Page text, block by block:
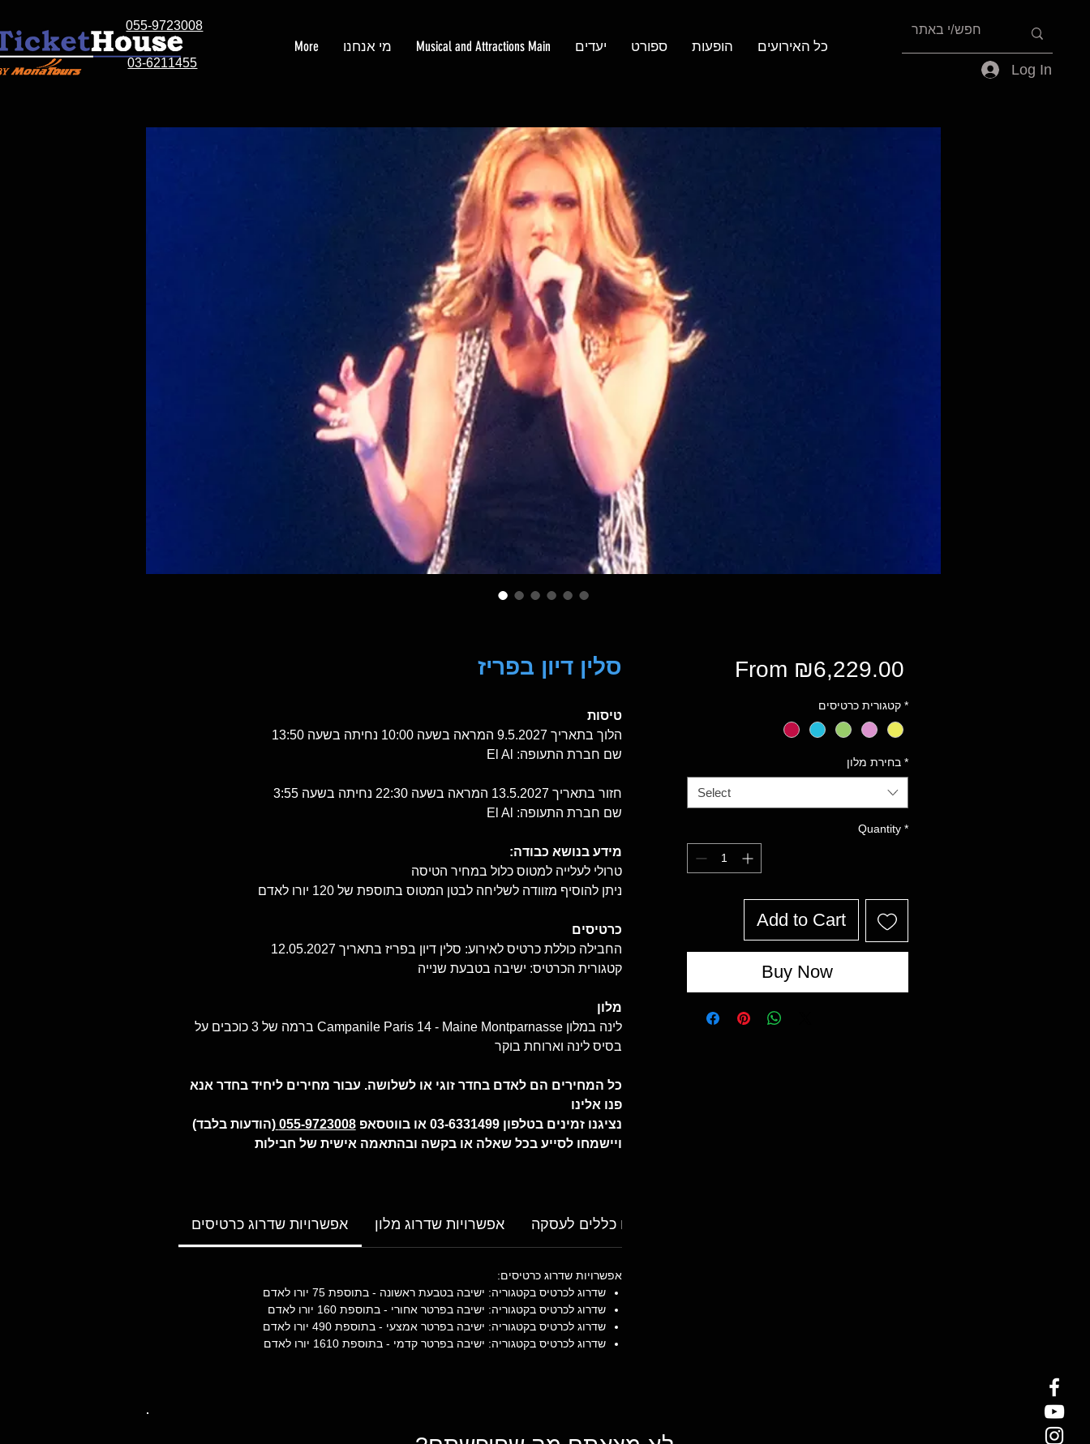
055-9723008
03-6211455
כל האירועים הופעות ספורט יעדים Musical and Attractions Main מי אנחנו
More
Log In
סלין דיון בפריז
טיסות
הלוך בתאריך 9.5.2027 המראה בשעה 10:00 נחיתה בשעה 13:50
שם חברת התעופה: El Al
חזור בתאריך 13.5.2027 המראה בשעה 22:30 נחיתה בשעה 3:55
שם חברת התעופה: El Al
מידע בנושא כבודה:
טרולי לעלייה למטוס כלול במחיר הטיסה
ניתן להוסיף מזוודה לשליחה לבטן המטוס בתוספת של 120 יורו לאדם
כרטיסים
החבילה כוללת כרטיס לאירוע: סלין דיון בפריז בתאריך 12.05.2027
קטגורית הכרטיס: ישיבה בטבעת שנייה
מלון
לינה במלון Campanile Paris 14 - Maine Montparnasse ברמה של 3 כוכבים על
בסיס לינה וארוחת בוקר
כל המחירים הם לאדם בחדר זוגי או לשלושה. עבור מחירים ליחיד בחדר אנא
פנו אלינו
נציגנו זמינים בטלפון 03-6331499 או בווטסאפ
055-9723008 (הודעות בלבד)
ויישמחו לסייע בכל שאלה או בקשה ובהתאמה אישית של חבילות
אפשרויות שדרוג כרטיסים אפשרויות שדרוג מלון תנאים כללים לעסקה
אפשרויות שדרוג כרטיסים:
שדרוג לכרטיס בקטגוריה: ישיבה בטבעת ראשונה - בתוספת 75 יורו לאדם
שדרוג לכרטיס בקטגוריה: ישיבה בפרטר אחורי - בתוספת 160 יורו לאדם
שדרוג לכרטיס בקטגוריה: ישיבה בפרטר אמצעי - בתוספת 490 יורו לאדם
שדרוג לכרטיס בקטגוריה: ישיבה בפרטר קדמי - בתוספת 1610 יורו לאדם
From ₪6,229.00
Price קטגורית כרטיסים *
בחירת מלון *
Select
Quantity *
Add to Cart
Buy Now